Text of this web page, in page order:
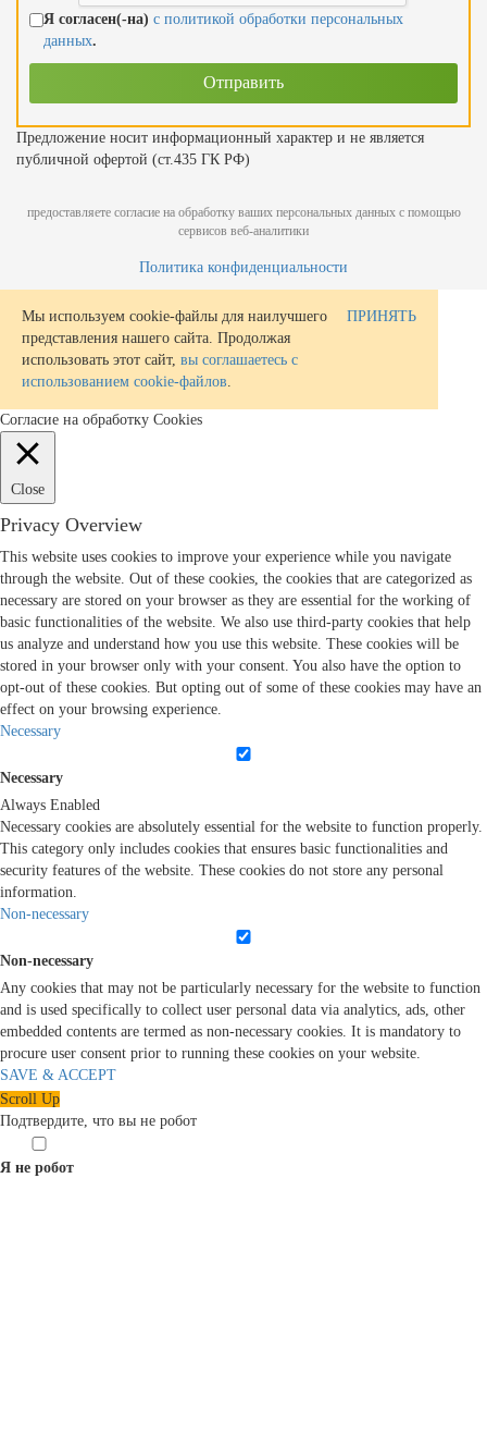
Я согласен(-на) с политикой обработки персональных
данных.
Предложение носит информационный характер и не является
публичной офертой (ст.435 ГК РФ)
предоставляете согласие на обработку ваших персональных данных с помощью
сервисов веб-аналитики
Политика конфиденциальности
Мы используем cookie-файлы для наилучшего
представления нашего сайта. Продолжая
использовать этот сайт, вы соглашаетесь с
использованием cookie-файлов.
ПРИНЯТЬ
Согласие на обработку Cookies
Close
Privacy Overview
This website uses cookies to improve your experience while you navigate
through the website. Out of these cookies, the cookies that are categorized as
necessary are stored on your browser as they are essential for the working of
basic functionalities of the website. We also use third-party cookies that help
us analyze and understand how you use this website. These cookies will be
stored in your browser only with your consent. You also have the option to
opt-out of these cookies. But opting out of some of these cookies may have an
effect on your browsing experience.
Necessary
Necessary
Always Enabled
Necessary cookies are absolutely essential for the website to function properly.
This category only includes cookies that ensures basic functionalities and
security features of the website. These cookies do not store any personal
information.
Non-necessary
Non-necessary
Any cookies that may not be particularly necessary for the website to function
and is used specifically to collect user personal data via analytics, ads, other
embedded contents are termed as non-necessary cookies. It is mandatory to
procure user consent prior to running these cookies on your website.
SAVE & ACCEPT
Scroll Up
Подтвердите, что вы не робот
Я не робот